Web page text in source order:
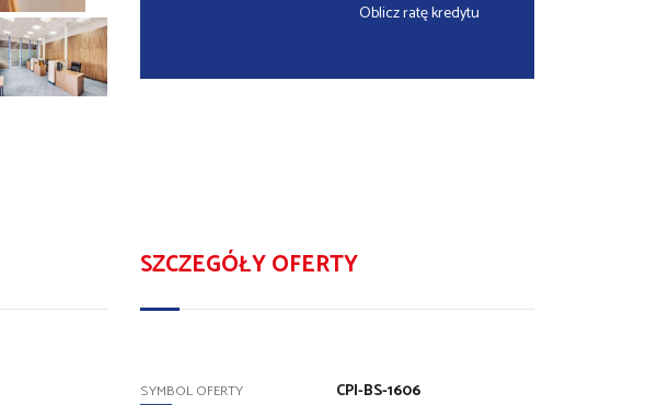
Oblicz ratę kredytu
SZCZEGÓŁY OFERTY
SYMBOL OFERTY CPI-BS-1606